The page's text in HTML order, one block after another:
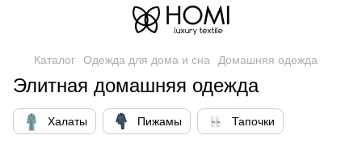
Каталог Одежда для дома и сна Домашняя одежда
Элитная домашняя одежда
Халаты Пижамы Тапочки